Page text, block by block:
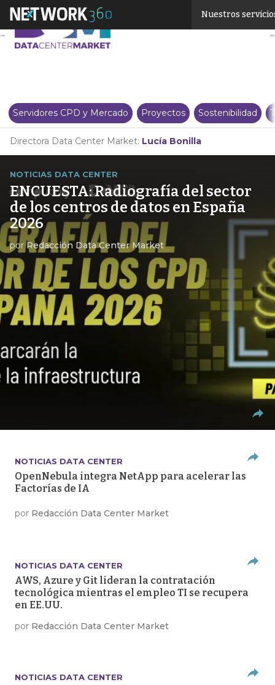
Nuestros
Servidores CPD y Mercado Proyectos Sostenibilidad
Directora Data Center Market: Lucía Bonilla
NOTICIAS DATA CENTER
ENCUESTA: Radiografía del sector
de los centros de datos en España
2026
porRedacción Data Center Market
NOTICIAS DATA CENTER
OpenNebula integra NetApp para acelerar las
Factorías de IA
por Redacción Data Center Market
NOTICIAS DATA CENTER
AWS, Azure y Git lideran la contratación
tecnológica mientras el empleo TI se recupera
en EE.UU.
por Redacción Data Center Market
NOTICIAS DATA CENTER